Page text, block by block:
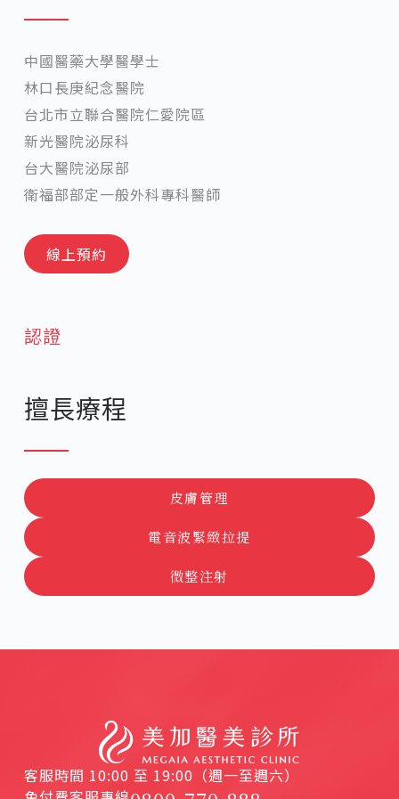
中國醫藥大學醫學士
林口長庚紀念醫院
台北市立聯合醫院仁愛院區
新光醫院泌尿科
台大醫院泌尿部
衛福部部定一般外科專科醫師
線上預約
認證
擅長療程
皮膚管理
電音波緊緻拉提
微整注射
客服時間 10:00 至 19:00（週一至週六）